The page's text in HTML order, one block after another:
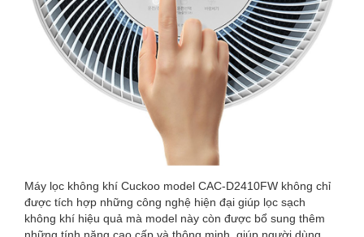
Máy lọc không khí Cuckoo model CAC-D2410FW không chỉ
được tích hợp những công nghệ hiện đại giúp lọc sạch
không khí hiệu quả mà model này còn được bổ sung thêm